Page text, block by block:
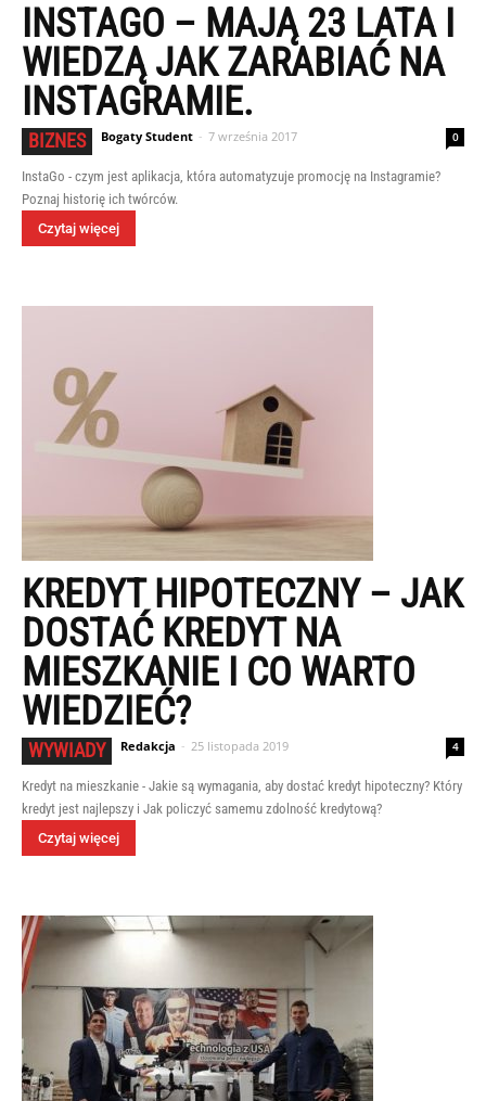
INSTAGO – MAJĄ 23 LATA I
WIEDZĄ JAK ZARABIAĆ NA
INSTAGRAMIE.
BIZNES Bogaty Student - 7 września 2017 0
InstaGo - czym jest aplikacja, która automatyzuje promocję na Instagramie?
Poznaj historię ich twórców.
Czytaj więcej
KREDYT HIPOTECZNY – JAK
DOSTAĆ KREDYT NA
MIESZKANIE I CO WARTO
WIEDZIEĆ?
WYWIADY Redakcja - 25 listopada 2019 4
Kredyt na mieszkanie - Jakie są wymagania, aby dostać kredyt hipoteczny? Który
kredyt jest najlepszy i Jak policzyć samemu zdolność kredytową?
Czytaj więcej